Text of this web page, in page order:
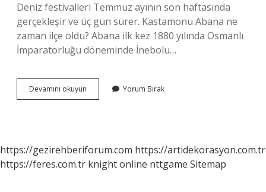
Deniz festivalleri Temmuz ayının son haftasında
gerçekleşir ve üç gün sürer. Kastamonu Abana ne
zaman ilçe oldu? Abana ilk kez 1880 yılında Osmanlı
İmparatorluğu döneminde İnebolu…
Devamını okuyun Kastamonu
Abana
Yorum Bırak
https://gezirehberiforum.com https://artidekorasyon.com.tr
https://feres.com.tr knight online nttgame Sitemap